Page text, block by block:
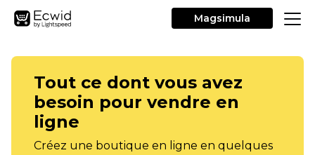
Magsimula
Tout ce dont vous avez
besoin pour vendre en
ligne
Créez une boutique en ligne en quelques